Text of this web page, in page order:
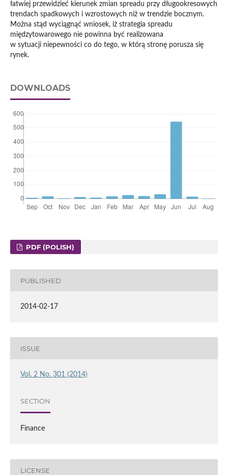
łatwiej przewidzieć kierunek zmian spreadu przy długookresowych
trendach spadkowych i wzrostowych niż w trendzie bocznym.
Można stąd wyciągnąć wniosek, iż strategia spreadu
międzytowarowego nie powinna być realizowana
w sytuacji niepewności co do tego, w którą stronę porusza się
rynek.
DOWNLOADS
PDF (POLISH)
PUBLISHED
2014-02-17
ISSUE
Vol. 2 No. 301 (2014)
SECTION
Finance
LICENSE